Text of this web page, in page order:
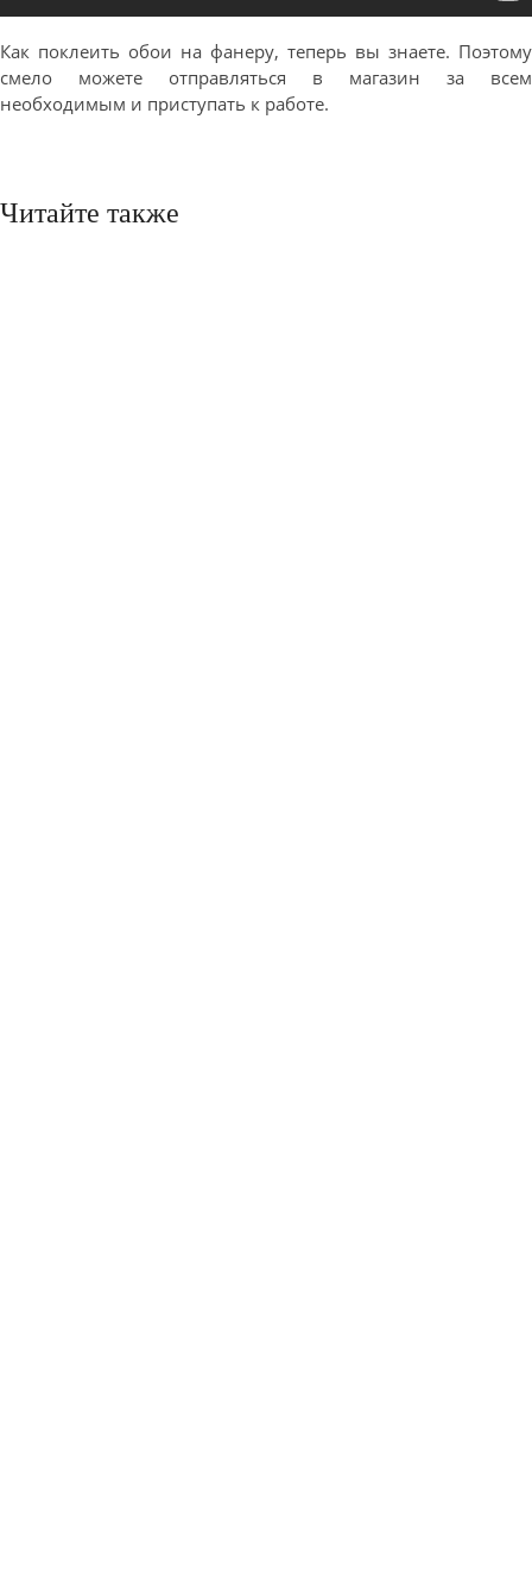
Как поклеить обои на фанеру, теперь вы знаете. Поэтому
смело можете отправляться в магазин за всем
необходимым и приступать к работе.
Читайте также